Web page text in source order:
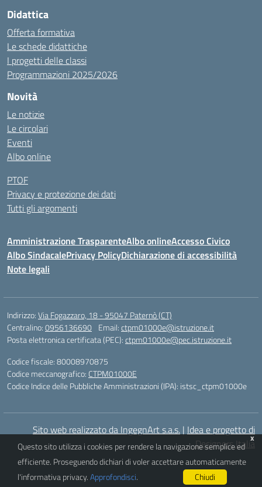
Didattica
Offerta formativa
Le schede didattiche
I progetti delle classi
Programmazioni 2025/2026
Novità
Le notizie
Le circolari
Eventi
Albo online
PTOF
Privacy e protezione dei dati
Tutti gli argomenti
Amministrazione TrasparenteAlbo onlineAccesso Civico
Albo SindacalePrivacy PolicyDichiarazione di accessibilità
Note legali
Indirizzo:Via Fogazzaro, 18 - 95047 Paternò (CT)
Centralino:0956136690 Email:ctpm01000e@istruzione.it
Posta elettronica certificata (PEC):ctpm01000e@pec.istruzione.it
Codice fiscale: 80008970875
Codice meccanografico: CTPM01000E
Codice Indice delle Pubbliche Amministrazioni (IPA): istsc_ctpm01000e
Sito web realizzato da IngegnArt s.a.s. | Idea e progetto di
Designers Italia
x
Questo sito utilizza i cookies per rendere la navigazione semplice ed
efficiente. Proseguendo dichiari di voler accettare automaticamente
l'informativa privacy.Approfondisci. Chiudi